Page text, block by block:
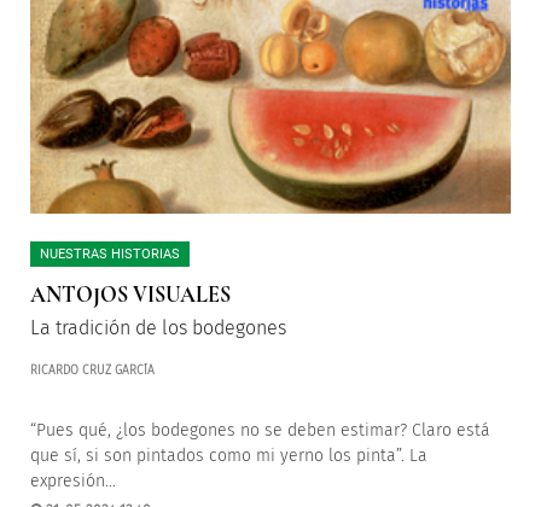
NUESTRAS HISTORIAS
ANTOJOS VISUALES
La tradición de los bodegones
RICARDO CRUZ GARCÍA
“Pues qué, ¿los bodegones no se deben estimar? Claro está
que sí, si son pintados como mi yerno los pinta”. La
expresión...